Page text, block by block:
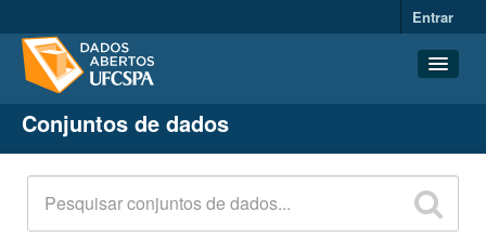
Entrar
Conjuntos de dados
Organizações
Grupos
Conjuntos de dados